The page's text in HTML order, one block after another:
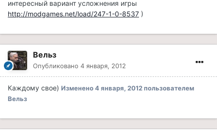
интересный вариант усложнения игры
http://modgames.net/load/247-1-0-8537 )
Вельз
Опубликовано 4 января, 2012
Каждому свое) Изменено4 января, 2012пользователем
Вельз